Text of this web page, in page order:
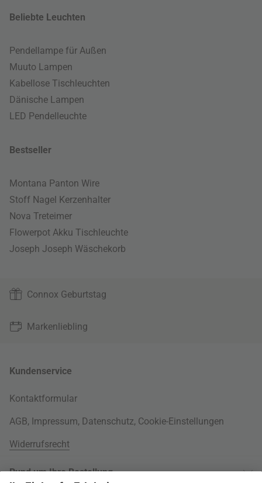
Beliebte Leuchten
Pendellampe für Außen
Muuto Lampen
Kabellose Tischleuchten
Dänische Lampen
LED Pendelleuchte
Bestseller
Montana Panton Wire
Stoff Nagel Kerzenhalter
Nova Treteimer
Flowerpot Akku Tischleuchte
Joseph Joseph Wäschekorb
Connox Geburtstag
Markenliebling
Kundenservice
Kontaktformular
AGB, Impressum, Datenschutz, Cookie-Einstellungen
Widerrufsrecht
Rund um Ihre Bestellung